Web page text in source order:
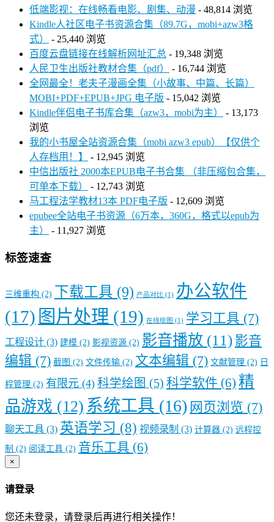
低端影视：在线畅看电影、剧集、动漫 - 48,814 浏览
Kindle人社区电子书资源合集（89.7G，mobi+azw3格
式）
- 25,440 浏览
百度云盘链接在线解析网址汇总 - 19,348 浏览
人民卫生出版社教材合集（pdf）
- 16,744 浏览
全网最全！老夫子漫画全集（小故事、中篇、长篇）
MOBI+PDF+EPUB+JPG 电子版 - 15,042 浏览
Kindle伴侣电子书库合集（azw3，mobi为主）
- 13,173
浏览
我的小书屋全站资源合集（mobi azw3 epub）【仅供个
人存档用！】
- 12,945 浏览
中信出版社 2000本EPUB电子书合集 （非压缩包合集，
可单本下载）
- 12,743 浏览
马工程法学教材13本 PDF电子版 - 12,609 浏览
epubee全站电子书资源（6万本，360G，格式以epub为
主）
- 11,927 浏览
标签速查
三维重构 (2) 下载工具 (9) 产品对比 (1) 办公软件
(17) 图片处理 (19) 在线绘图 (1) 学习工具 (7)
工程设计 (3) 建模 (2) 影视资源 (2) 影音播放 (11) 影音
编辑 (7) 截图 (2) 文件传输 (2) 文本编辑 (7) 文献管理 (2) 日
程管理 (2) 有限元 (4) 科学绘图 (5) 科学软件 (6) 精
品游戏 (12) 系统工具 (16) 网页浏览 (7)
聊天工具 (3) 英语学习 (8) 视频录制 (3) 计算器 (2) 远程控
制 (2) 阅读工具 (2) 音乐工具 (6)
×
请登录
您还未登录，请登录后再进行相关操作！